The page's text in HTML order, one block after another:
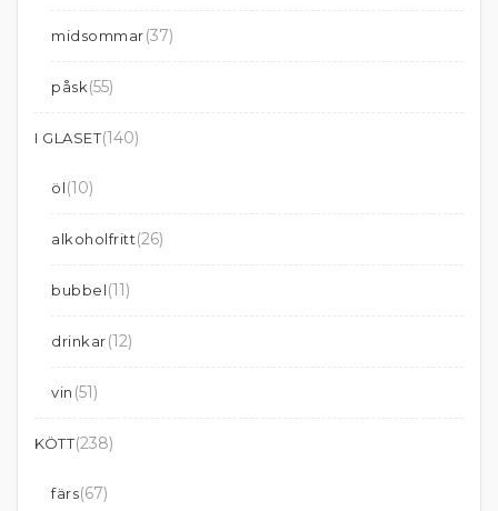
midsommar(37)
påsk(55)
I GLASET(140)
öl(10)
alkoholfritt(26)
bubbel(11)
drinkar(12)
vin (51)
KÖTT(238)
färs(67)